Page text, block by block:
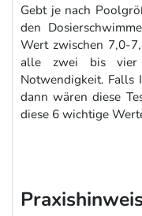
Gebt je nach
den
Wert zwischen 7,0-
alle zwei bis vier
Notwendigkeit. Falls
dann wären diese
diese 6 wichtige